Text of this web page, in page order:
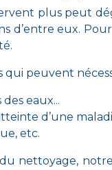
plus peut
d’entre eux.
qui peuvent
eaux...
d’une
etc.
nettoyage,